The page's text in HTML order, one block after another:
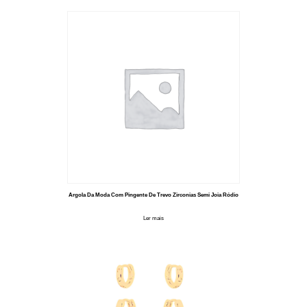
Argola Da Moda Com Pingente De Trevo Zirconias Semi Joia Ródio
Ler mais